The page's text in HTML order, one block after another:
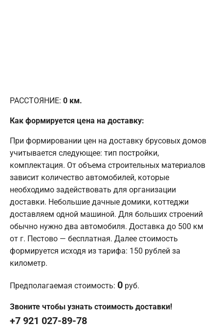
РАССТОЯНИЕ: 0 км.
Как формируется цена на доставку:
При формировании цен на доставку брусовых домов
учитывается следующее: тип постройки,
комплектация. От объема строительных материалов
зависит количество автомобилей, которые
необходимо задействовать для организации
доставки. Небольшие дачные домики, коттеджи
доставляем одной машиной. Для больших строений
обычно нужно два автомобиля. Доставка до 500 км
от г. Пестово — бесплатная. Далее стоимость
формируется исходя из тарифа: 150 рублей за
километр.
Предполагаемая стоимость: 0 руб.
Звоните чтобы узнать стоимость доставки!
+7 921 027-89-78